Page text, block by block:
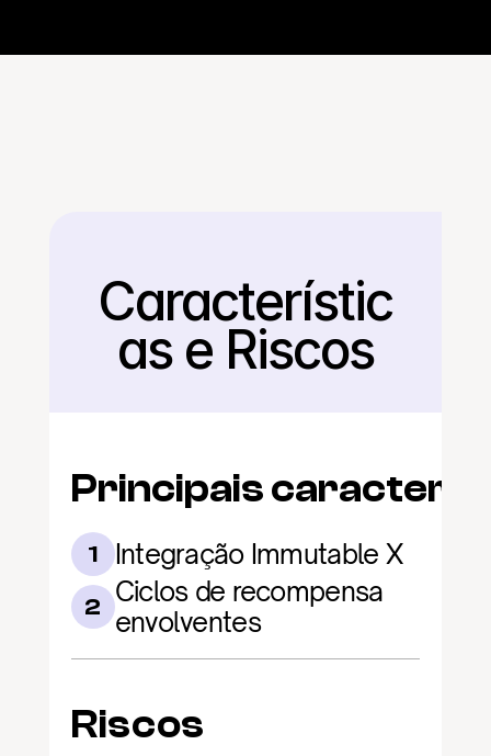
Voltar
Característic
as e Riscos
Principais
1 Integração Immutable X
2 Ciclos de recompensa
envolventes
Riscos